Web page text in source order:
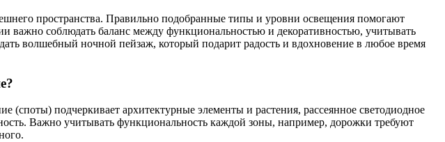
пространства. Правильно подобранные типы и уровни освещения помогают
важно соблюдать баланс между функциональностью и декоративностью, учитывать
волшебный ночной пейзаж, который подарит радость и вдохновение в любое время
(споты) подчеркивает архитектурные элементы и растения, рассеянное светодиодное
Важно учитывать функциональность каждой зоны, например, дорожки требуют